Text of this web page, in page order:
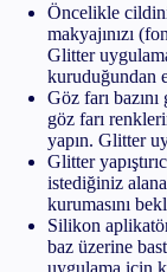
Öncelikle
makyajınızı
Glitter
kuruduğundan
Göz farı
göz farı
yapın. Glitter
Glitter
istediğiniz
kurumasını
Silikon
baz üzerine
uygulama için